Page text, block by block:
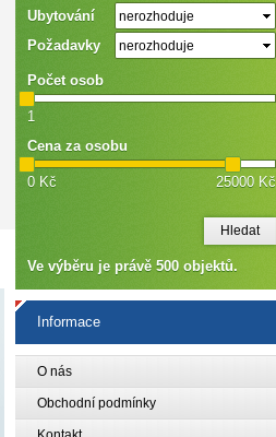
Ubytování nerozhoduje
Požadavky nerozhoduje
Počet osob
1
Cena za osobu
0 Kč 25000 Kč
Ve výběru je právě 500 objektů.
Informace
O nás
Obchodní podmínky